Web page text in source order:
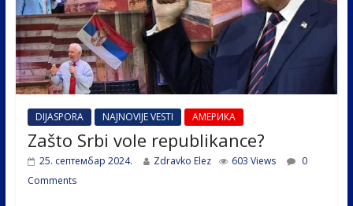
DIJASPORA NAJNOVIJE VESTI АМЕРИКА
Zašto Srbi vole republikance?
25. септембар 2024. Zdravko Elez 603 Views
0
Comments